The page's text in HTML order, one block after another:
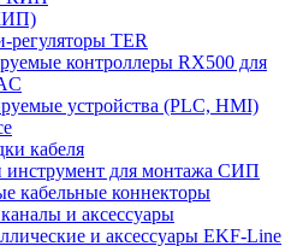
регуляторы TER
контроллеры RX500 для
устройства (PLC, HMI)
кабеля
инструмент для монтажа СИП
кабельные коннекторы
и аксессуары
и аксессуары EKF-Line